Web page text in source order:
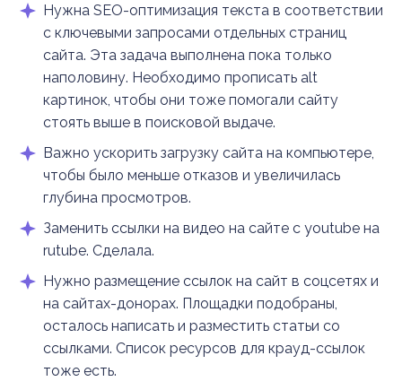
Нужна SEO-оптимизация текста в соответствии
с ключевыми запросами отдельных страниц
сайта. Эта задача выполнена пока только
наполовину. Необходимо прописать alt
картинок, чтобы они тоже помогали сайту
стоять выше в поисковой выдаче.
Важно ускорить загрузку сайта на компьютере,
чтобы было меньше отказов и увеличилась
глубина просмотров.
Заменить ссылки на видео на сайте с youtube на
rutube. Сделала.
Нужно размещение ссылок на сайт в соцсетях и
на сайтах-донорах. Площадки подобраны,
осталось написать и разместить статьи со
ссылками. Список ресурсов для крауд-ссылок
тоже есть.